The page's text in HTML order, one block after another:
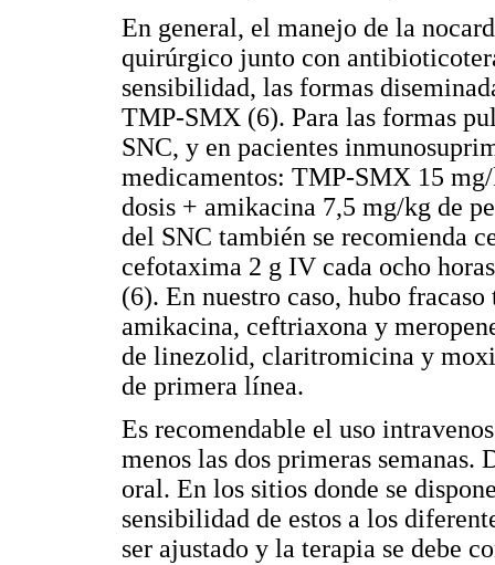
En general, el manejo de la
quirúrgico junto con
sensibilidad, las formas
TMP-SMX (6). Para las formas
SNC, y en pacientes
medicamentos: TMP-SMX 15
dosis + amikacina 7,5 mg/kg de
del SNC también se recomienda
cefotaxima 2 g IV cada ocho
(6). En nuestro caso, hubo
amikacina, ceftriaxona y
de linezolid, claritromicina y
de primera línea.
Es recomendable el uso
menos las dos primeras
oral. En los sitios donde se
sensibilidad de estos a los
ser ajustado y la terapia se debe